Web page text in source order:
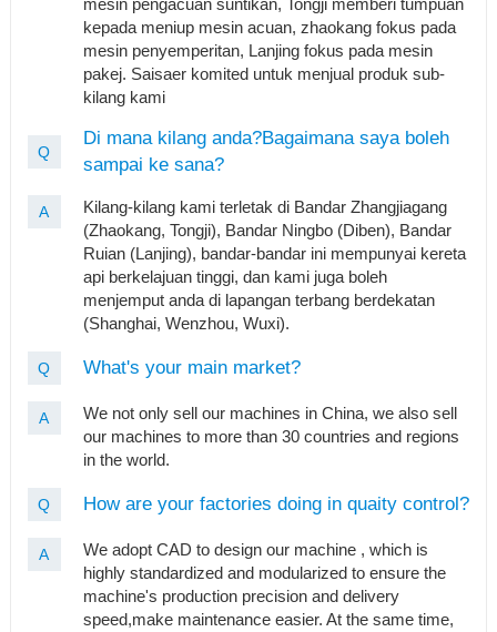
mesin pengacuan suntikan, Tongji memberi tumpuan
kepada meniup mesin acuan, zhaokang fokus pada
mesin penyemperitan, Lanjing fokus pada mesin
pakej. Saisaer komited untuk menjual produk sub-
kilang kami
Q
Di mana kilang anda?Bagaimana saya boleh
sampai ke sana?
A
Kilang-kilang kami terletak di Bandar Zhangjiagang
(Zhaokang, Tongji), Bandar Ningbo (Diben), Bandar
Ruian (Lanjing), bandar-bandar ini mempunyai kereta
api berkelajuan tinggi, dan kami juga boleh
menjemput anda di lapangan terbang berdekatan
(Shanghai, Wenzhou, Wuxi).
Q What's your main market?
A
We not only sell our machines in China, we also sell
our machines to more than 30 countries and regions
in the world.
Q How are your factories doing in quaity control?
A
We adopt CAD to design our machine , which is
highly standardized and modularized to ensure the
machine's production precision and delivery
speed,make maintenance easier. At the same time,